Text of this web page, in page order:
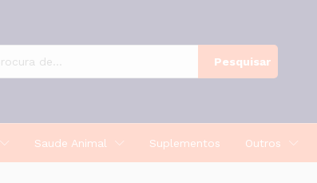
Pesquisar
Saude Animal Suplementos Outros